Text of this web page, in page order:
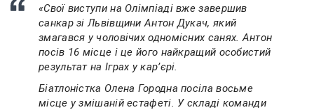
«Свої виступи на Олімпіаді вже завершив
санкар зі Львівщини Антон Дукач, який
змагався у чоловічих одномісних санях. Антон
посів 16 місце і це його найкращий особистий
результат на Іграх у карʼєрі.
Біатлоністка Олена Городна посіла восьме
місце у змішаній естафеті. У складі команди